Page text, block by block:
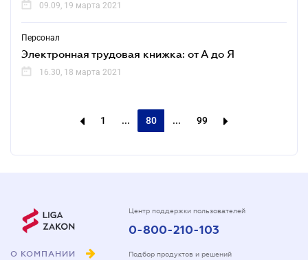
09.09, 19 марта 2021
Персонал
Электронная трудовая книжка: от А до Я
16.30, 18 марта 2021
1 ... 80 ... 99
О КОМПАНИИ
Центр поддержки пользователей
0-800-210-103
Подбор продуктов и решений